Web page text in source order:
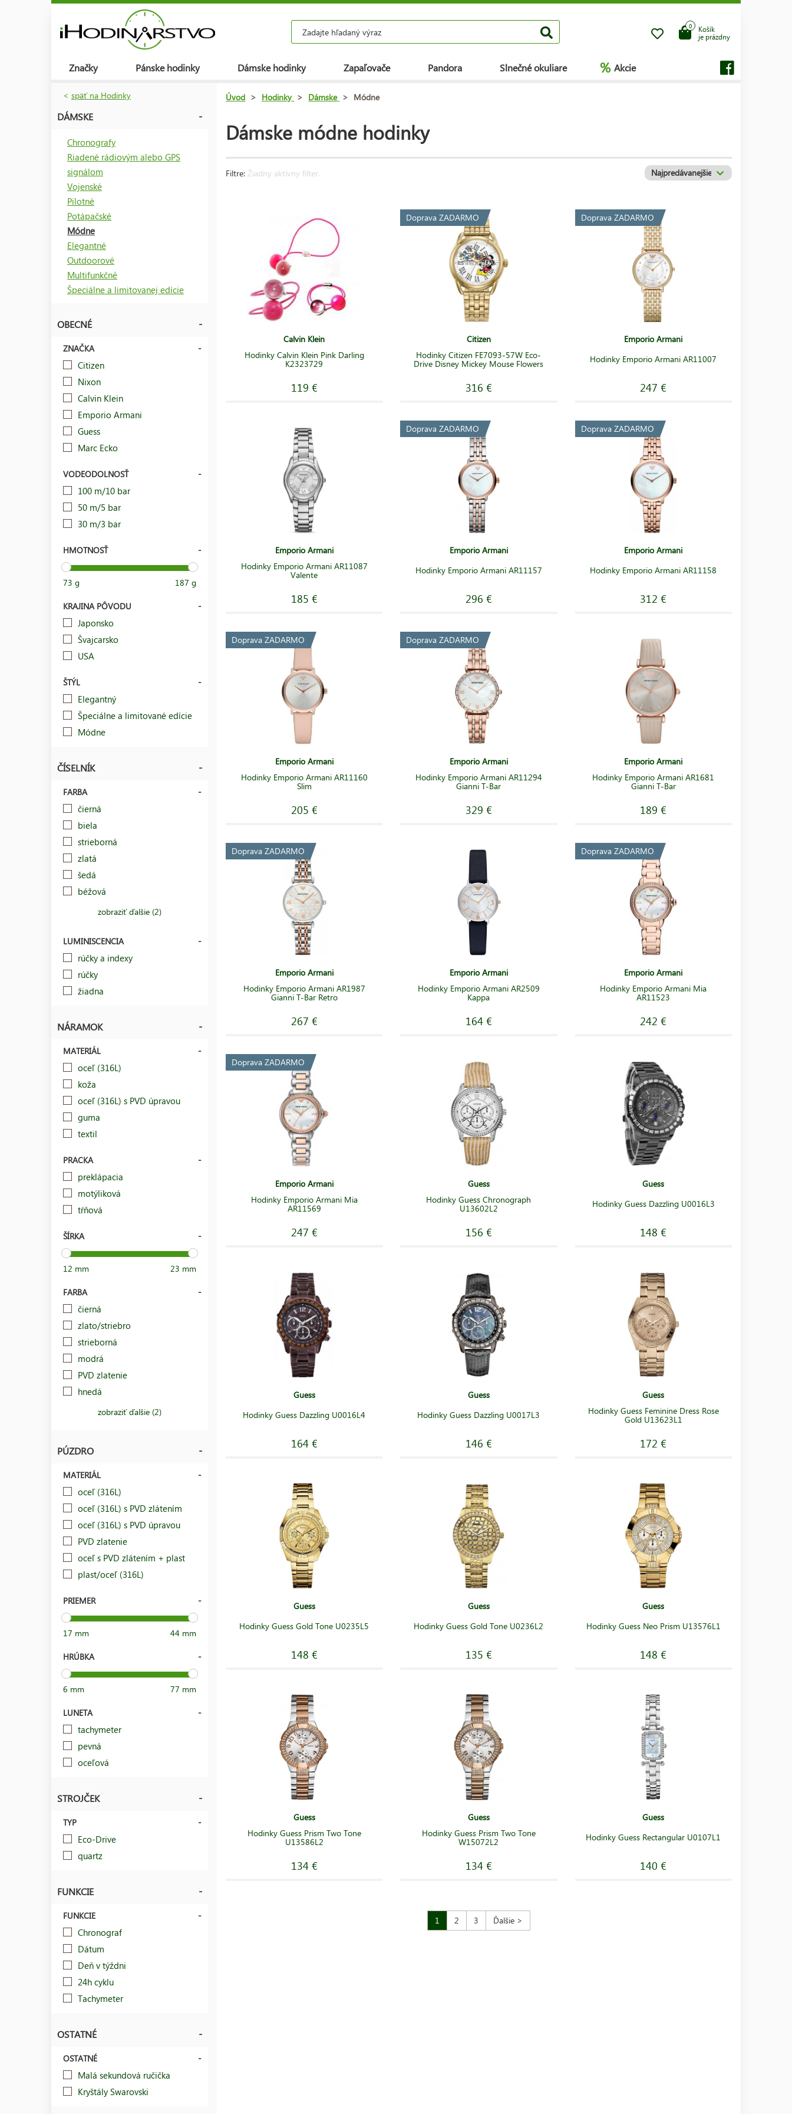
Košík
je prázdny
0
Značky Pánske hodinky Dámske hodinky Zapaľovače Pandora Slnečné okuliare % Akcie
< späť na Hodinky
DÁMSKE
Chronografy
Riadené rádiovým alebo GPS
signálom
Vojenské
Pilotné
Potápačské
Módne
Elegantné
Outdoorové
Multifunkčné
Špeciálne a limitovanej edície
OBECNÉ
ZNAČKA
Citizen
Nixon
Calvin Klein
Emporio Armani
Guess
Marc Ecko
VODEODOLNOSŤ
100 m/10 bar
50 m/5 bar
30 m/3 bar
HMOTNOSŤ
73 g 187 g
KRAJINA PÔVODU
Japonsko
Švajcarsko
USA
ŠTÝL
Elegantný
Špeciálne a limitované edície
Módne
ČÍSELNÍK
FARBA
čierná
biela
strieborná
zlatá
šedá
béžová
zobraziť ďalšie (2)
LUMINISCENCIA
rúčky a indexy
rúčky
žiadna
NÁRAMOK
MATERIÁL
oceľ (316L)
koža
oceľ (316L) s PVD úpravou
guma
textil
PRACKA
preklápacia
motýliková
tŕňová
ŠÍRKA
12 mm 23 mm
FARBA
čierná
zlato/striebro
strieborná
modrá
PVD zlatenie
hnedá
zobraziť ďalšie (2)
PÚZDRO
MATERIÁL
oceľ (316L)
oceľ (316L) s PVD zlátením
oceľ (316L) s PVD úpravou
PVD zlatenie
oceľ s PVD zlátením + plast
plast/oceľ (316L)
PRIEMER
17 mm 44 mm
HRÚBKA
6 mm 77 mm
LUNETA
tachymeter
pevná
oceľová
STROJČEK
TYP
Eco-Drive
quartz
FUNKCIE
FUNKCIE
Chronograf
Dátum
Deň v týždni
24h cyklu
Tachymeter
OSTATNÉ
OSTATNÉ
Malá sekundová ručička
Kryštály Swarovski
Úvod > Hodinky > Dámske > Módne
Dámske módne hodinky
Filtre: Žiadny aktívny filter.
Calvin Klein
Hodinky Calvin Klein Pink Darling
K2323729
119 €
Doprava ZADARMO
Citizen
Hodinky Citizen FE7093-57W Eco-
Drive Disney Mickey Mouse Flowers
316 €
Doprava ZADARMO
Emporio Armani
Hodinky Emporio Armani AR11007
247 €
Emporio Armani
Hodinky Emporio Armani AR11087
Valente
185 €
Doprava ZADARMO
Emporio Armani
Hodinky Emporio Armani AR11157
296 €
Doprava ZADARMO
Emporio Armani
Hodinky Emporio Armani AR11158
312 €
Doprava ZADARMO
Emporio Armani
Hodinky Emporio Armani AR11160
Slim
205 €
Doprava ZADARMO
Emporio Armani
Hodinky Emporio Armani AR11294
Gianni T-Bar
329 €
Emporio Armani
Hodinky Emporio Armani AR1681
Gianni T-Bar
189 €
Doprava ZADARMO
Emporio Armani
Hodinky Emporio Armani AR1987
Gianni T-Bar Retro
267 €
Emporio Armani
Hodinky Emporio Armani AR2509
Kappa
164 €
Doprava ZADARMO
Emporio Armani
Hodinky Emporio Armani Mia
AR11523
242 €
Doprava ZADARMO
Emporio Armani
Hodinky Emporio Armani Mia
AR11569
247 €
Guess
Hodinky Guess Chronograph
U13602L2
156 €
Guess
Hodinky Guess Dazzling U0016L3
148 €
Guess
Hodinky Guess Dazzling U0016L4
164 €
Guess
Hodinky Guess Dazzling U0017L3
146 €
Guess
Hodinky Guess Feminine Dress Rose
Gold U13623L1
172 €
Guess
Hodinky Guess Gold Tone U0235L5
148 €
Guess
Hodinky Guess Gold Tone U0236L2
135 €
Guess
Hodinky Guess Neo Prism U13576L1
148 €
Guess
Hodinky Guess Prism Two Tone
U13586L2
134 €
Guess
Hodinky Guess Prism Two Tone
W15072L2
134 €
Guess
Hodinky Guess Rectangular U0107L1
140 €
1 2 3 Ďalšie >